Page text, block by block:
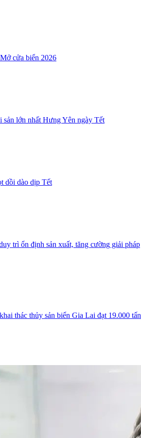
cửa biển 2026
sản lớn nhất Hưng Yên ngày Tết
dồi dào dịp Tết
trì ổn định sản xuất, tăng cường giải pháp
thác thủy sản biển Gia Lai đạt 19.000 tấn